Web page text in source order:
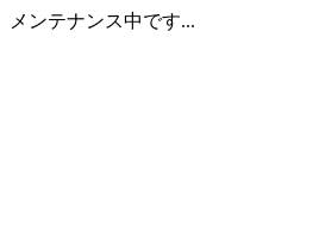
メンテナンス中です...